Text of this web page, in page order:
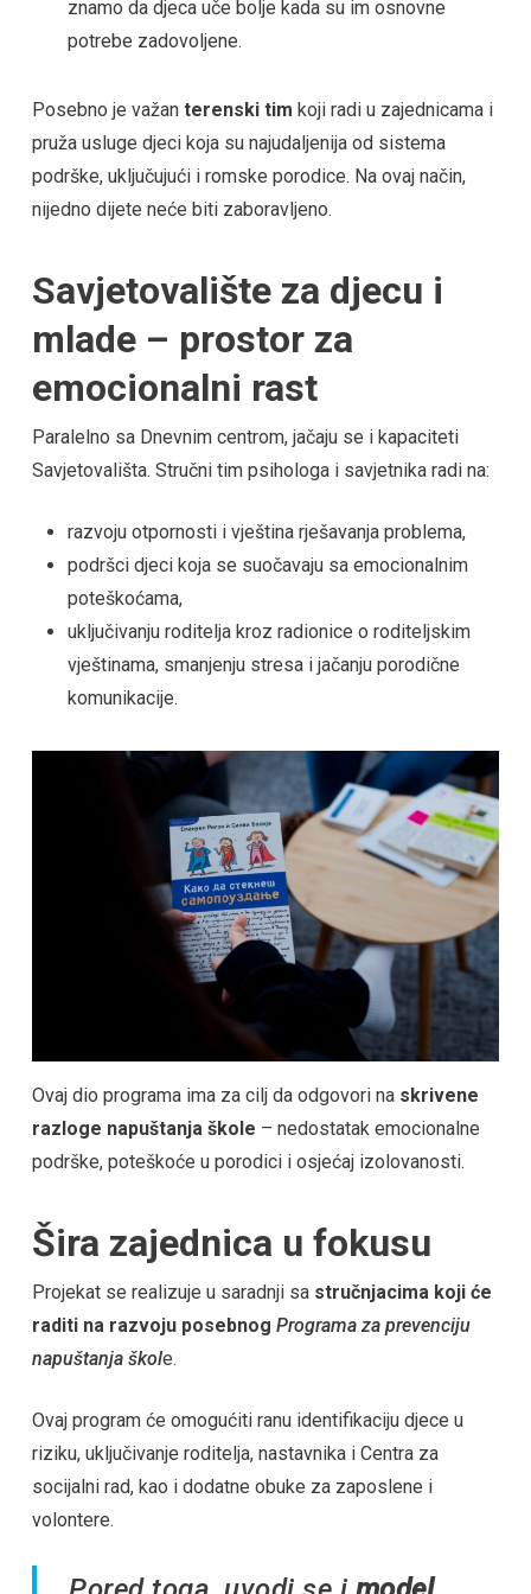
znamo da djeca uče bolje kada su im osnovne
potrebe zadovoljene.
Posebno je važanterenski tim koji radi u zajednicama i
pruža usluge djeci koja su najudaljenija od sistema
podrške, uključujući i romske porodice. Na ovaj način,
nijedno dijete neće biti zaboravljeno.
Savjetovalište za djecu i
mlade – prostor za
emocionalni rast
Paralelno sa Dnevnim centrom, jačaju se i kapaciteti
Savjetovališta. Stručni tim psihologa i savjetnika radi na:
razvoju otpornosti i vještina rješavanja problema,
podršci djeci koja se suočavaju sa emocionalnim
poteškoćama,
uključivanju roditelja kroz radionice o roditeljskim
vještinama, smanjenju stresa i jačanju porodične
komunikacije.
Ovaj dio programa ima za cilj da odgovori na skrivene
razloge napuštanja škole – nedostatak emocionalne
podrške, poteškoće u porodici i osjećaj izolovanosti.
Šira zajednica u fokusu
Projekat se realizuje u saradnji sa stručnjacima koji će
raditi na razvoju posebnog Programa za prevenciju
napuštanja škole.
Ovaj program će omogućiti ranu identifikaciju djece u
riziku, uključivanje roditelja, nastavnika i Centra za
socijalni rad, kao i dodatne obuke za zaposlene i
volontere.